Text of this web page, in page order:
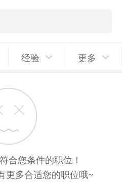
经验 更多
合您条件的职位！
更多合适您的职位哦~